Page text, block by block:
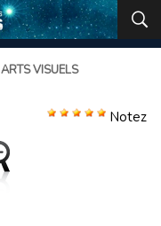
ARTS VISUELS
Notez